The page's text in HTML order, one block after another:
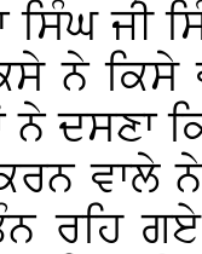
ਸਿੰਘ ਜੀ
ਨੇ ਕਿਸੇ
ਨੇ ਦਸਣਾ
ਵਾਲੇ
ਰਹਿ